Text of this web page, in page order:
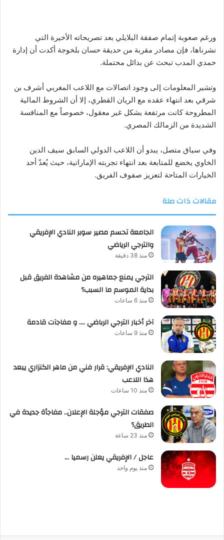
ورغم صعوبة إتمام صفقة البلايلي بعد تصريحاته الأخيرة التي
نشرناها، فإن مصادر مقربة من حديقة حسان بلخوجة أكدت أن إدارة
حمدي المدب تبحث عن بدائل محتملة.
وتشير المعلومات إلى وجود اتصالات مع اللاعب المغربي أشرف بن
شرقي بعد انتهاء عقده مع الريان القطري، إلا أن الشروط المالية
المطروحة كانت مرتفعة بشكل غير معقول، خصوصاً مع المنافسة
الشديدة من الزمالك المصري.
وفي سياق متصل، يبدو أن اللاعب الدولي السابق سيف الدين
الخاوي يخضع للمتابعة بعد انتهاء تجربته الإماراتية، حيث يُعدّ أحد
الخيارات المتاحة لتعزيز صفوف الفريق.
مقالات ذات صلة
الجامعة تحسم مصير سوبر النادي الإفريقي
والترجي الرياضي
منذ 38 دقيقة
الترجي يمنع جماهيره من مشاهدة الفريق قبل
بداية الموسم ما السبب؟
منذ 6 ساعات
آخر أخبار الترجي الرباضي …. و مفاجآت قادمة
منذ 9 ساعات
النادي الإفريقي: قرار فني من ماهر الكنزاري يبعد
هذا اللاعب
منذ 10 ساعات
صفقات الترجي مؤجلة الإعلان.. مفاجأة جديدة في
الطريق؟
منذ 23 ساعة
عاجل / الإفريقي يعلن رسميا …
منذ يوم واحد